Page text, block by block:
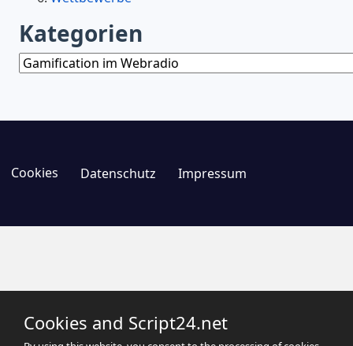
Kategorien
Kategorien
Cookies Datenschutz Impressum
Cookies and Script24.net